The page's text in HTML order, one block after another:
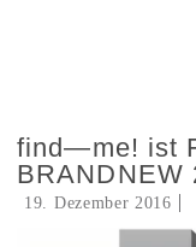
find—me! ist
BRANDNEW
19. Dezember 2016